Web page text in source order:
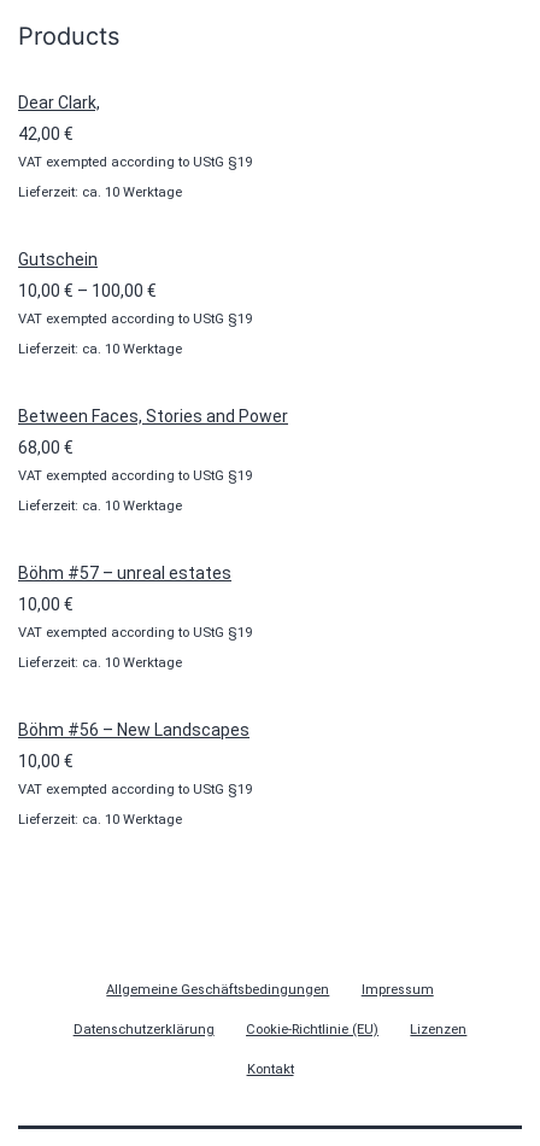
Products
Dear Clark,
42,00 €
VAT exempted according to UStG §19
Lieferzeit: ca. 10 Werktage
Gutschein
10,00 € – 100,00 €
10,00 €
bis
VAT exempted according to UStG §19
Lieferzeit: ca. 10 Werktage
Between Faces, Stories and Power
68,00 €
VAT exempted according to UStG §19
Lieferzeit: ca. 10 Werktage
Böhm #57 – unreal estates
10,00 €
VAT exempted according to UStG §19
Lieferzeit: ca. 10 Werktage
Böhm #56 – New Landscapes
10,00 €
VAT exempted according to UStG §19
Lieferzeit: ca. 10 Werktage
Allgemeine Geschäftsbedingungen Impressum
Datenschutzerklärung Cookie-Richtlinie (EU) Lizenzen
Kontakt